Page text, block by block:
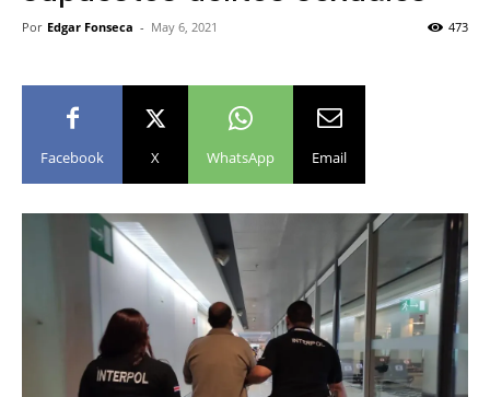
Por Edgar Fonseca - May 6, 2021 473
Facebook X WhatsApp Email